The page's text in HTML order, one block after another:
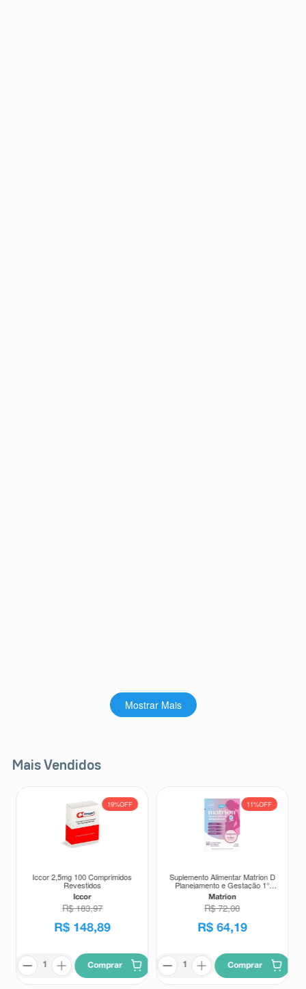
Mostrar Mais
Mais Vendidos
19%OFF
Iccor 2,5mg 100 Comprimidos
Revestidos
Iccor
R$ 183,97
R$ 148,89
Comprar
11%OFF
Suplemento Alimentar Matrion D
Planejamento e Gestação 1°
Trimestre 30 Comprimidos
Revestidos
Matrion
R$ 72,00
R$ 64,19
Comprar